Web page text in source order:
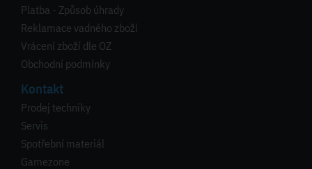
Platba - Způsob úhrady
Reklamace vadného zboží
Vrácení zboží dle OZ
Obchodní podmínky
Kontakt
Prodej techniky
Servis
Spotřební materiál
Gamezone